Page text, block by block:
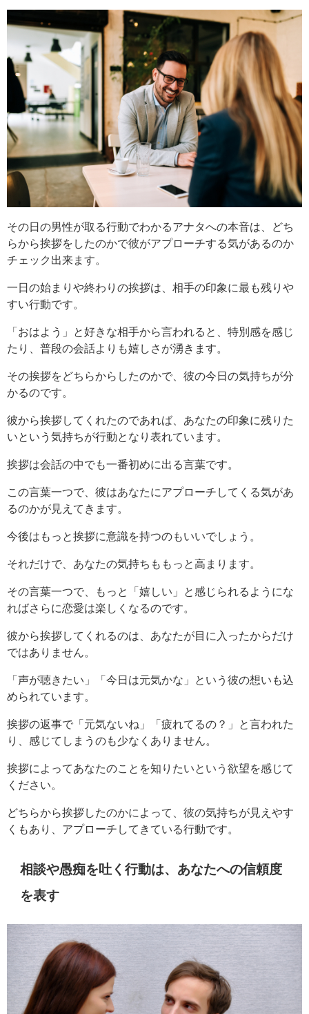
その日の男性が取る行動でわかるアナタへの本音は、どち
らから挨拶をしたのかで彼がアプローチする気があるのか
チェック出来ます。
一日の始まりや終わりの挨拶は、相手の印象に最も残りや
すい行動です。
「おはよう」と好きな相手から言われると、特別感を感じ
たり、普段の会話よりも嬉しさが湧きます。
その挨拶をどちらからしたのかで、彼の今日の気持ちが分
かるのです。
彼から挨拶してくれたのであれば、あなたの印象に残りた
いという気持ちが行動となり表れています。
挨拶は会話の中でも一番初めに出る言葉です。
この言葉一つで、彼はあなたにアプローチしてくる気があ
るのかが見えてきます。
今後はもっと挨拶に意識を持つのもいいでしょう。
それだけで、あなたの気持ちももっと高まります。
その言葉一つで、もっと「嬉しい」と感じられるようにな
ればさらに恋愛は楽しくなるのです。
彼から挨拶してくれるのは、あなたが目に入ったからだけ
ではありません。
「声が聴きたい」「今日は元気かな」という彼の想いも込
められています。
挨拶の返事で「元気ないね」「疲れてるの？」と言われた
り、感じてしまうのも少なくありません。
挨拶によってあなたのことを知りたいという欲望を感じて
ください。
どちらから挨拶したのかによって、彼の気持ちが見えやす
くもあり、アプローチしてきている行動です。
相談や愚痴を吐く行動は、あなたへの信頼度
を表す